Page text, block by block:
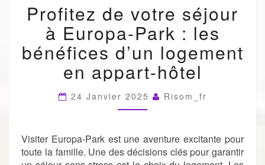
DE
VOTRE
SÉJOUR
EUROPA-
PARK
:
LES
BÉNÉFICES
EN
APPART-
HÔTEL
Profitez de votre séjour
à Europa-Park : les
bénéfices d’un logement
en appart-hôtel
24 Janvier 2025 Risom_fr
Visiter Europa-Park est une aventure excitante pour
toute la famille. Une des décisions clés pour garantir